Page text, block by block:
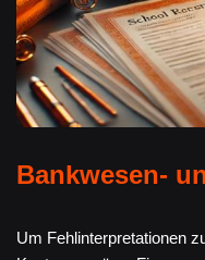
Bankwesen-
Um Fehlinterpretationen